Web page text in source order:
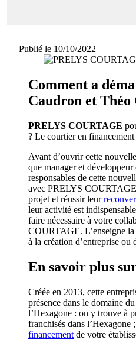
Publié le 10/10/2022
Comment a
Caudron et Théo
PRELYS COURTAGE
? Le courtier en financement
Avant d’ouvrir cette
que manager et
responsables de cette
avec PRELYS
projet et réussir leur
leur activité est
faire nécessaire à votre
COURTAGE. L’enseigne la
à la création d’entreprise ou
En savoir plus
Créée en 2013, cette
présence dans le domaine
l’Hexagone : on y trouve à
franchisés dans
financement de votre